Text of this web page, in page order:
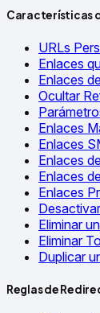
Características
URLs
Enlaces
Enlaces
Ocultar
Enlaces
Enlaces
Enlaces
Enlaces
Enlaces
Eliminar
Eliminar
Duplicar
Reglas de